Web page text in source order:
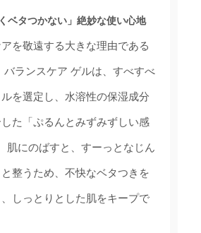
ベタつかない」絶妙な使い心地
を敬遠する大きな理由である
バランスケア ゲルは、すべすべ
を選定し、水溶性の保湿成分
た「ぷるんとみずみずしい感
肌にのばすと、すーっとなじん
整うため、不快なベタつきを
しっとりとした肌をキープで